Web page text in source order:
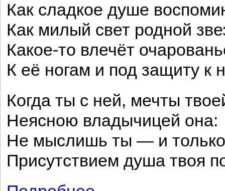
Как сладкое душе
Как милый свет родной
Какое-то влечёт
К её ногам и под защиту к
Когда ты с ней, мечты
Неясною владычицей она:
Не мыслишь ты — и
Присутствием душа твоя